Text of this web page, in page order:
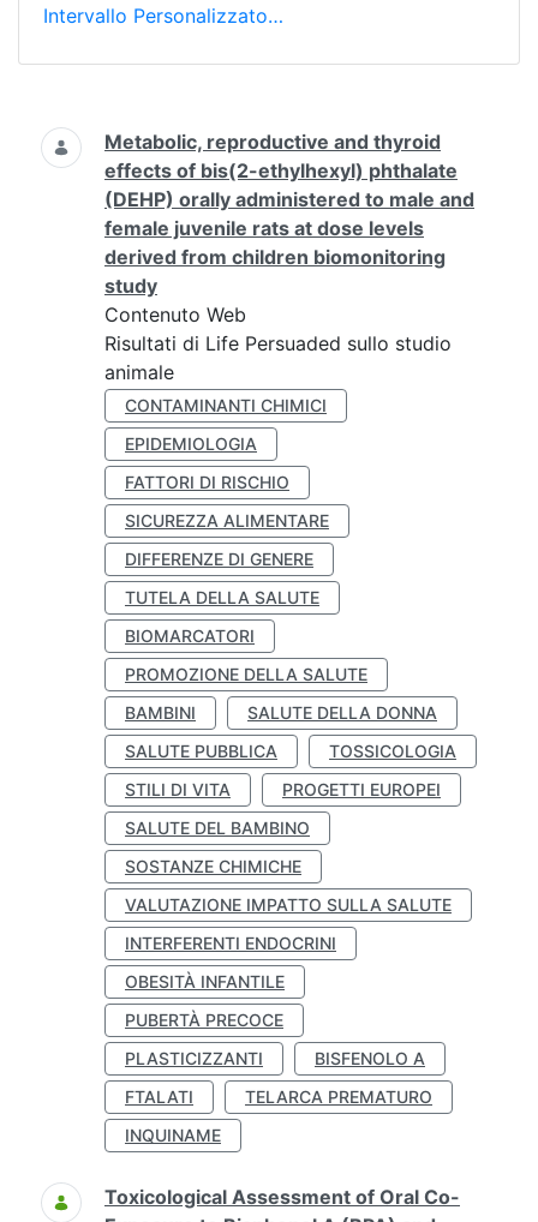
Intervallo Personalizzato…
Ricerca
Metabolic, reproductive and thyroid
effects of bis(2-ethylhexyl) phthalate
(DEHP) orally administered to male and
female juvenile rats at dose levels
derived from children biomonitoring
study
Contenuto Web
Risultati di Life Persuaded sullo studio
animale
CONTAMINANTI CHIMICI
EPIDEMIOLOGIA
FATTORI DI RISCHIO
SICUREZZA ALIMENTARE
DIFFERENZE DI GENERE
TUTELA DELLA SALUTE
BIOMARCATORI
PROMOZIONE DELLA SALUTE
BAMBINI
SALUTE DELLA DONNA
SALUTE PUBBLICA
TOSSICOLOGIA
STILI DI VITA
PROGETTI EUROPEI
SALUTE DEL BAMBINO
SOSTANZE CHIMICHE
VALUTAZIONE IMPATTO SULLA SALUTE
INTERFERENTI ENDOCRINI
OBESITÀ INFANTILE
PUBERTÀ PRECOCE
PLASTICIZZANTI
BISFENOLO A
FTALATI
TELARCA PREMATURO
INQUINAME
Toxicological Assessment of Oral Co-